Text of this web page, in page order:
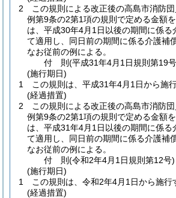
2
この規則による改正後の高島市消防
例第9条の2第1項の規則で定める金額
は、平成30年4月1日以後の期間に係る
て適用し、同日前の期間に係る介護補
なお従前の例による。
付 則(平成31年4月1日規則第19
(施行期日)
1
この規則は、平成31年4月1日から施行
(経過措置)
2
この規則による改正後の高島市消防
例第9条の2第1項の規則で定める金額
は、平成31年4月1日以後の期間に係る
て適用し、同日前の期間に係る介護補
なお従前の例による。
付 則(令和2年4月1日規則第12号)
(施行期日)
1
この規則は、令和2年4月1日から施行
(経過措置)